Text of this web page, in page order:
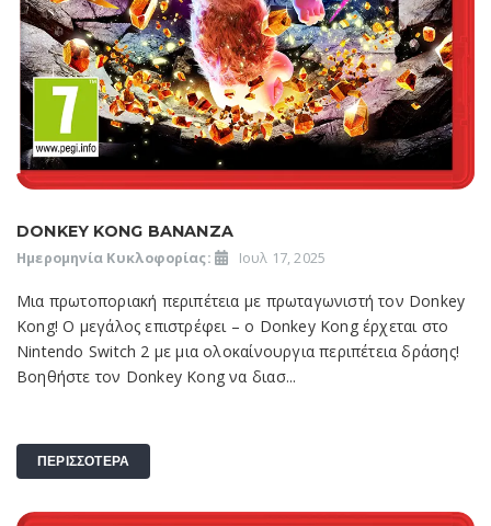
DONKEY KONG BANANZA
Ημερομηνία Κυκλοφορίας: Ιουλ 17, 2025
Μια πρωτοποριακή περιπέτεια με πρωταγωνιστή τον Donkey
Kong! Ο μεγάλος επιστρέφει – ο Donkey Kong έρχεται στο
Nintendo Switch 2 με μια ολοκαίνουργια περιπέτεια δράσης!
Βοηθήστε τον Donkey Kong να διασ...
ΠΕΡΙΣΣΟΤΕΡΑ